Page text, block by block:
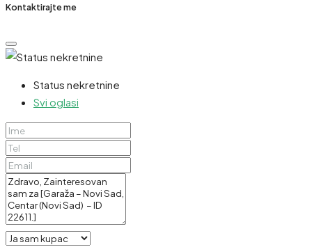
Kontaktirajte me
Status nekretnine
Svi oglasi